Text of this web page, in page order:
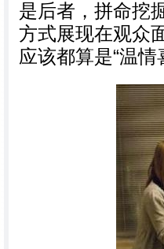
是后者，拼命挖
方式展现在观众
应该都算是“温